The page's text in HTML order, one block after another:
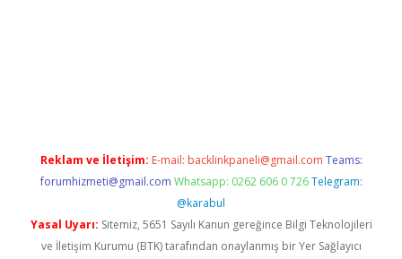
Reklam ve İletişim: E-mail: backlinkpaneli@gmail.com Teams:
forumhizmeti@gmail.com Whatsapp: 0262 606 0 726 Telegram:
@karabul
Yasal Uyarı: Sitemiz, 5651 Sayılı Kanun gereğince Bilgi Teknolojileri
ve İletişim Kurumu (BTK) tarafından onaylanmış bir Yer Sağlayıcı